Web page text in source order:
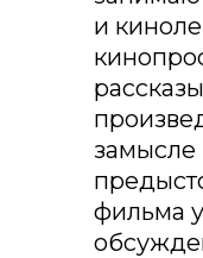
и
замысле
фильма